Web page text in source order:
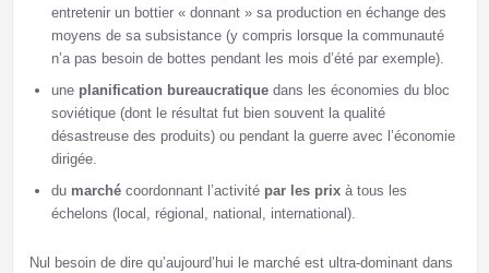
entretenir un bottier « donnant » sa production en échange des
moyens de sa subsistance (y compris lorsque la communauté
n’a pas besoin de bottes pendant les mois d’été par exemple).
une planification bureaucratiquedans les économies du bloc
soviétique (dont le résultat fut bien souvent la qualité
désastreuse des produits) ou pendant la guerre avec l’économie
dirigée.
du marchécoordonnant l’activité par les prixà tous les
échelons (local, régional, national, international).
Nul besoin de dire qu’aujourd’hui le marché est ultra-dominant dans